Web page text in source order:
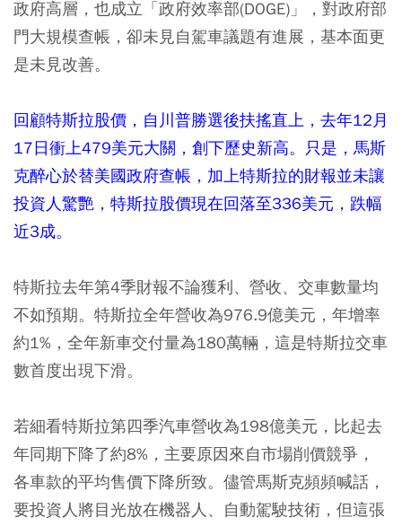
政府高層，也成立「政府效率部(DOGE)」，對政府部
門大規模查帳，卻未見自駕車議題有進展，基本面更
是未見改善。
回顧特斯拉股價，自川普勝選後扶搖直上，去年12月
17日衝上479美元大關，創下歷史新高。只是，馬斯
克醉心於替美國政府查帳，加上特斯拉的財報並未讓
投資人驚艷，特斯拉股價現在回落至336美元，跌幅
近3成。
特斯拉去年第4季財報不論獲利、營收、交車數量均
不如預期。特斯拉全年營收為976.9億美元，年增率
約1%，全年新車交付量為180萬輛，這是特斯拉交車
數首度出現下滑。
若細看特斯拉第四季汽車營收為198億美元，比起去
年同期下降了約8%，主要原因來自市場削價競爭，
各車款的平均售價下降所致。儘管馬斯克頻頻喊話，
要投資人將目光放在機器人、自動駕駛技術，但這張